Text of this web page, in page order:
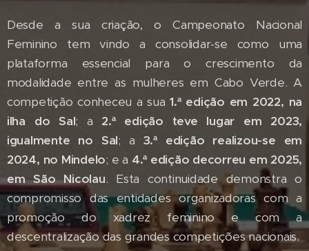
Desde a sua criação, o Campeonato Nacional
Feminino tem vindo a consolidar-se como uma
plataforma essencial para o crescimento da
modalidade entre as mulheres em Cabo Verde. A
competição conheceu a sua1.ª edição em 2022, na
ilha do Sal; a 2.ª edição teve lugar em 2023,
igualmente no Sal; a 3.ª edição realizou-se em
2024, no Mindelo; e a 4.ª edição decorreu em 2025,
em São Nicolau. Esta continuidade demonstra o
compromisso das entidades organizadoras com a
promoção do xadrez feminino e com a
descentralização das grandes competições nacionais.